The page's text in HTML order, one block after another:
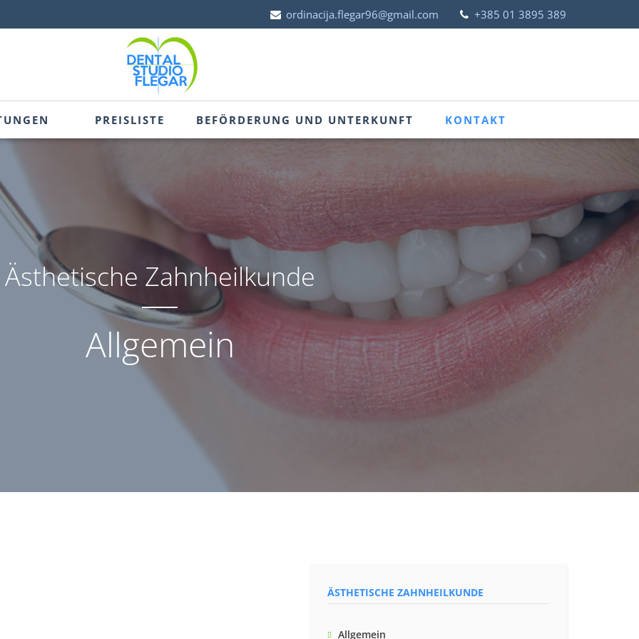
ordinacija.flegar96@gmail.com +385 01 3895 389
PREISLISTE BEFÖRDERUNG UND UNTERKUNFT KONTAKT
Ästhetische Zahnheilkunde
Allgemein
ÄSTHETISCHE ZAHNHEILKUNDE
Allgemein